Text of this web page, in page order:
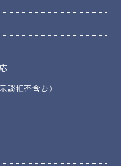
談拒否含む）